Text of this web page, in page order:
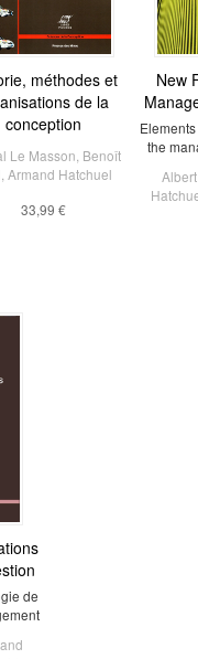
méthodes et
de la
conception
Le Masson Benoît
Armand Hatchuel
33,99 €
New
the
de